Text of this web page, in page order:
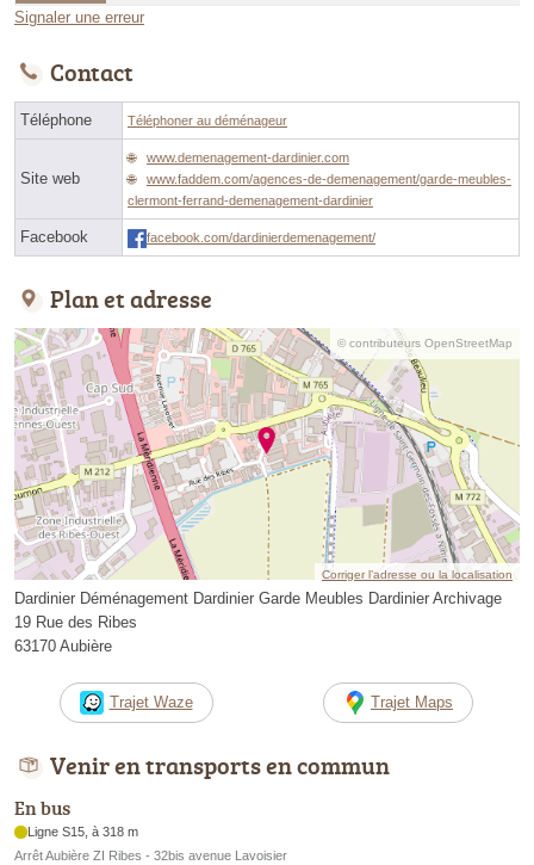
Signaler une erreur
Contact
Téléphone Téléphoner au déménageur
Site web
www.demenagement-dardinier.com
www.faddem.com/agences-de-demenagement/garde-meubles-
clermont-ferrand-demenagement-dardinier
Facebook facebook.com/dardinierdemenagement/
Plan et adresse
© contributeurs OpenStreetMap
Corriger l’adresse ou la localisation
Dardinier Déménagement Dardinier Garde Meubles Dardinier Archivage
19 Rue des Ribes
63170 Aubière
Trajet Waze Trajet Maps
Venir en transports en commun
En bus
Ligne S15, à 318 m
Arrêt Aubière ZI Ribes - 32bis avenue Lavoisier